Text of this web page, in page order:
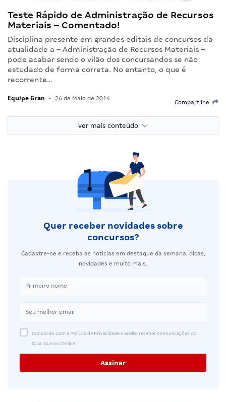
Teste Rápido de Administração de Recursos
Materiais – Comentado!
Disciplina presente em grandes editais de concursos da
atualidade a – Administração de Recursos Materiais –
pode acabar sendo o vilão dos concursandos se não
estudado de forma correta. No entanto, o que é
recorrente…
Equipe Gran • 26 de Maio de 2014
Compartilhe
ver mais conteúdo
Quer receber novidades sobre
concursos?
Cadastre-se e receba as notícias em destaque da semana, dicas,
novidades e muito mais.
Concordo com a Política de Privacidade e aceito receber comunicações do
Gran Cursos Online.